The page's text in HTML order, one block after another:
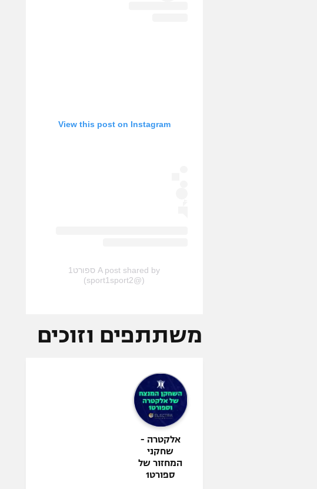
View this post on Instagram
A post shared by ספורט1
(@sport1sport2)
משתתפים וזוכים
אלקטרה -
שחקני
המחזור של
ספורט1